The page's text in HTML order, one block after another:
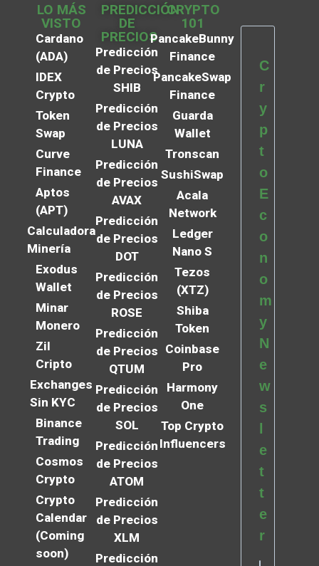
LO MÁS
VISTO
Cardano
(ADA)
IDEX
Crypto
Token
Swap
Curve
Finance
Aptos
(APT)
Calculadora
Minería
Exodus
Wallet
Minar
Monero
Zil
Cripto
Exchanges
Sin KYC
Binance
Trading
Cosmos
Crypto
Crypto
Calendar
(Coming
soon)
PREDICCIÓN
DE
PRECIOS
Predicción
de Precios
SHIB
Predicción
de Precios
LUNA
Predicción
de Precios
AVAX
Predicción
de Precios
DOT
Predicción
de Precios
ROSE
Predicción
de Precios
QTUM
Predicción
de Precios
SOL
Predicción
de Precios
ATOM
Predicción
de Precios
XLM
Predicción
CRYPTO
101
PancakeBunny
Finance
PancakeSwap
Finance
Guarda
Wallet
Tronscan
SushiSwap
Acala
Network
Ledger
Nano S
Tezos
(XTZ)
Shiba
Token
Coinbase
Pro
Harmony
One
Top Crypto
Influencers
C
r
y
p
t
o
E
c
o
n
o
m
y
N
e
w
s
e
t
t
e
r